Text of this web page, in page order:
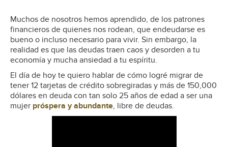
Muchos de nosotros hemos aprendido, de los patrones
financieros de quienes nos rodean, que endeudarse es
bueno o incluso necesario para vivir. Sin embargo, la
realidad es que las deudas traen caos y desorden a tu
economía y mucha ansiedad a tu espíritu.
El día de hoy te quiero hablar de cómo logré migrar de
tener 12 tarjetas de crédito sobregiradas y más de 150,000
dólares en deuda con tan solo 25 años de edad a ser una
mujer próspera y abundante, libre de deudas.